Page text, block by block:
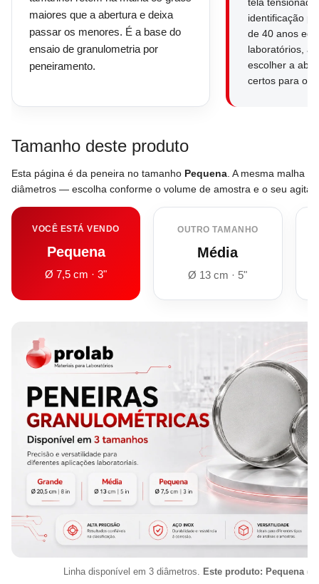
maiores que a abertura e deixa
passar os menores. É a base do
ensaio de granulometria por
peneiramento.
identificação
de 40 anos
laboratórios, a
escolher a
certos para o
Tamanho deste produto
Esta página é da peneira no tamanho Pequena . A mesma malha
diâmetros — escolha conforme o volume de amostra e o seu
VOCÊ ESTÁ VENDO
Pequena
Ø 7,5 cm · 3"
OUTRO TAMANHO
Média
Ø 13 cm · 5"
Linha disponível em 3 diâmetros. Este produto: Pequena (Ø